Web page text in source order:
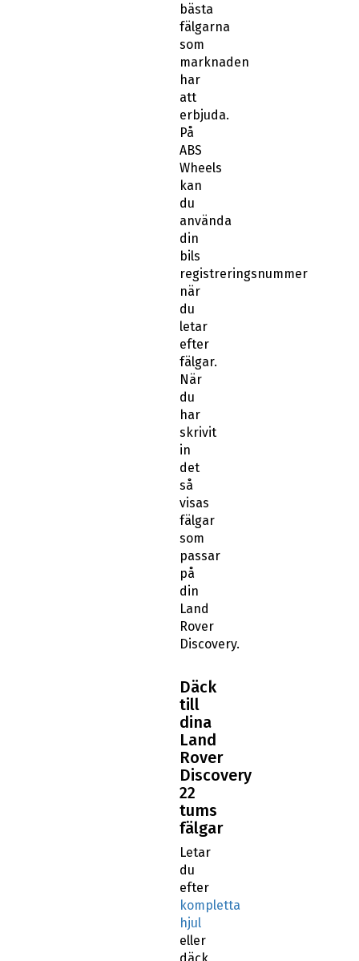
bästa
fälgarna
som
marknaden
har
att
erbjuda.
På
ABS
Wheels
kan
du
använda
din
bils
registreringsnummer
när
du
letar
efter
fälgar.
När
du
har
skrivit
in
det
så
visas
fälgar
som
passar
på
din
Land
Rover
Discovery.
Däck
till
dina
Land
Rover
Discovery
22
tums
fälgar
Letar
du
efter
kompletta
hjul
eller